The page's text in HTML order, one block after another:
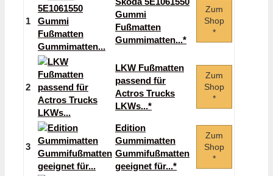
1
Gummi
Fußmatten
Gummimatten...*
Zum
Shop
*
2
LKW Fußmatten
passend für
Actros Trucks
LKWs...*
Zum
Shop
*
3
Edition
Gummimatten
Gummifußmatten
geeignet für...*
Zum
Shop
*